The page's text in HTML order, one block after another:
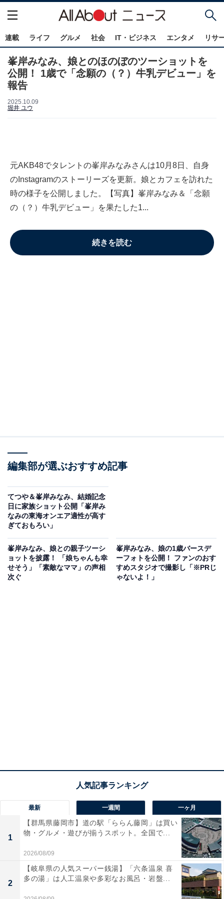
連載 ライフ グルメ 社会 IT・ビジネス エンタメ リサ
峯岸みなみ、娘とのほのぼのツーショットを
公開！ 1歳で「念願の（？）牛乳デビュー」を
報告
2025.10.09
堀井 ユウ
元AKB48でタレントの峯岸みなみさんは10月8日、自身
のInstagramのストーリーズを更新。娘とカフェを訪れた
時の様子を公開しました。【写真】峯岸みなみ＆「念願
の（？）牛乳デビュー」を果たした1...
続きを読む
編集部が選ぶおすすめ記事
てつや＆峯岸みなみ、結婚記念
日に家族ショット公開「峯岸み
なみの東海オンエア適性が高す
ぎておもろい」
峯岸みなみ、娘との親子ツーシ
ョットを披露！ 「娘ちゃんも幸
せそう」「素敵なママ」の声相
次ぐ
峯岸みなみ、娘の1歳バースデ
ーフォトを公開！ ファンのおす
すめスタジオで撮影し「※PRじ
ゃないよ！」
最新 一週間 一ヶ月
1
【群馬県藤岡市】道の駅「ららん藤岡」は買い
物・グルメ・遊びが揃うスポット。全国で...
2026/08/09
2
【岐阜県の人気スーパー銭湯】「六条温泉 喜
多の湯」は人工温泉や多彩なお風呂・岩盤...